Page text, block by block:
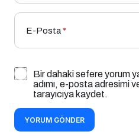
E-Posta*
Bir dahaki sefere yorum
adımı, e-posta adresimi
tarayıcıya kaydet.
YORUM GÖNDER